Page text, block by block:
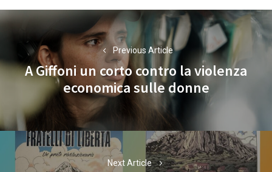
Navigazione
articoli
Previous Article
Previous
post:
A Giffoni un corto contro la violenza
economica sulle donne
Next Article